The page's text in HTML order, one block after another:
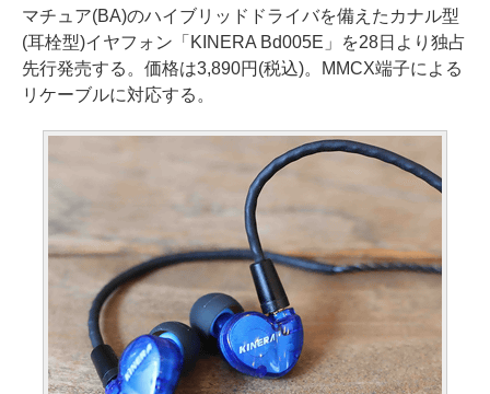
マチュア(BA)のハイブリッドドライバを備えたカナル型
(耳栓型)イヤフォン「KINERA Bd005E」を28日より独占
先行発売する。価格は3,890円(税込)。MMCX端子による
リケーブルに対応する。